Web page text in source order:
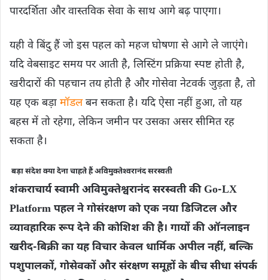
पारदर्शिता और वास्तविक सेवा के साथ आगे बढ़ पाएगा।
यही वे बिंदु हैं जो इस पहल को महज घोषणा से आगे ले जाएंगे।
यदि वेबसाइट समय पर आती है, लिस्टिंग प्रक्रिया स्पष्ट होती है,
खरीदारों की पहचान तय होती है और गोसेवा नेटवर्क जुड़ता है, तो
यह एक बड़ा मॉडलबन सकता है। यदि ऐसा नहीं हुआ, तो यह
बहस में तो रहेगा, लेकिन जमीन पर उसका असर सीमित रह
सकता है।
बड़ा संदेश क्‍या देना चाहते हैं अविमुक्‍तेश्‍वरानंद सरस्‍वती
शंकराचार्य स्वामी अविमुक्तेश्वरानंद सरस्वती की Go-LX
Platform पहल ने गोसंरक्षण को एक नया डिजिटल और
व्यावहारिक रूप देने की कोशिश की है। गायों की ऑनलाइन
खरीद-बिक्री का यह विचार केवल धार्मिक अपील नहीं, बल्कि
पशुपालकों, गोसेवकों और संरक्षण समूहों के बीच सीधा संपर्क